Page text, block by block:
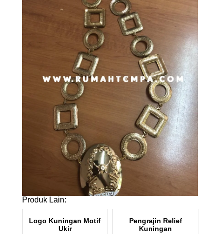
Produk Lain:
Logo Kuningan Motif
Ukir
Pengrajin Relief
Kuningan